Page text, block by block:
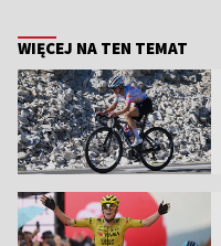
WIĘCEJ NA TEN TEMAT